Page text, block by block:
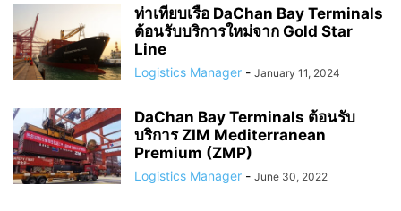
ท่าเทียบเรือ DaChan Bay Terminals
ต้อนรับบริการใหม่จาก Gold Star
Line
Logistics Manager - January 11, 2024
DaChan Bay Terminals ต้อนรับ
บริการ ZIM Mediterranean
Premium (ZMP)
Logistics Manager - June 30, 2022